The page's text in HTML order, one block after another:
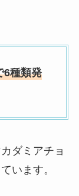
6種類発
ダミアチョ
います。